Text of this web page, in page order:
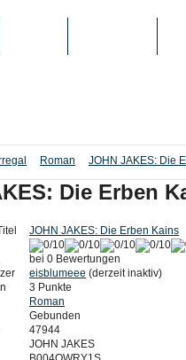
Roman JOHN JAKES: Die
Die Erben
JOHN JAKES: Die Erben Kains
bei 0 Bewertungen
eisblumeee (derzeit inaktiv)
3 Punkte
Roman
Gebunden
47944
JOHN JAKES